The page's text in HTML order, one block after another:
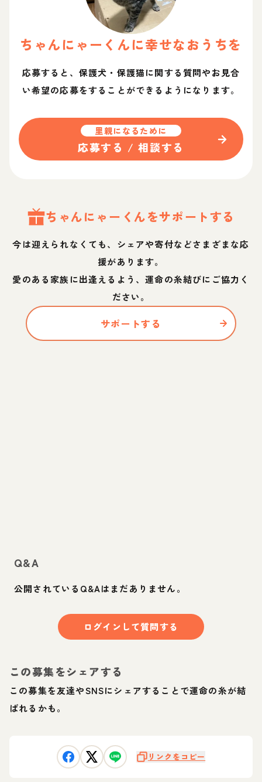
ちゃんにゃー くんに幸せなおうちを
応募すると、保護犬・保護猫に関する質問やお見合
い希望の応募をすることができるようになります。
里親になるために
応募する / 相談する
ちゃんにゃー くんをサポートする
今は迎えられなくても、シェアや寄付などさまざまな応
援があります。
愛のある家族に出逢えるよう、運命の糸結びにご協力く
ださい。
サポートする
Q&A
公開されているQ&Aはまだありません。
ログインして質問する
この募集をシェアする
この募集を友達やSNSにシェアすることで運命の糸が結
ばれるかも。
リンクをコピー